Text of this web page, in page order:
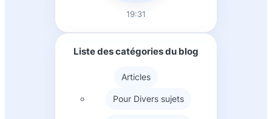
19:31
Liste des catégories du blog
Articles
Pour Divers sujets